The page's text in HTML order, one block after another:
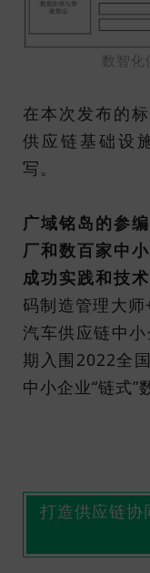
数智化
在本次发布的
供应链基础设
写。
广域铭岛的参
厂和数百家中
成功实践和技
码制造管理大
汽车供应链中
期入围2022全
中小企业“链式”
打造供应链协